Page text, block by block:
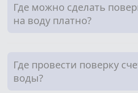
Где можно сделать
на воду платно?
Где провести поверку
воды?